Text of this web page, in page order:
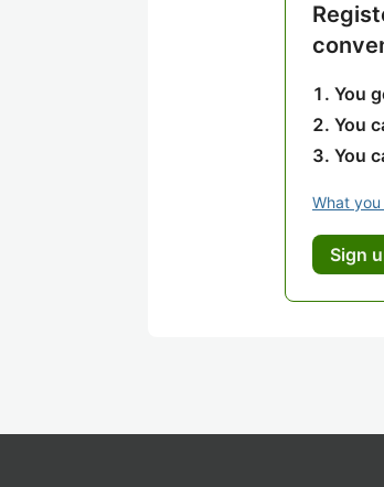
You
You
You
What
Sign